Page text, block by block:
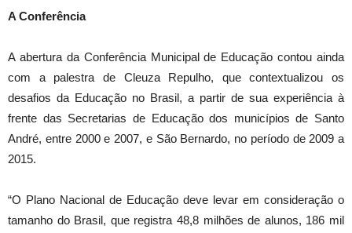
A Conferência
A abertura da Conferência Municipal de Educação contou ainda
com a palestra de Cleuza Repulho, que contextualizou os
desafios da Educação no Brasil, a partir de sua experiência à
frente das Secretarias de Educação dos municípios de Santo
André, entre 2000 e 2007, e São Bernardo, no período de 2009 a
2015.
“O Plano Nacional de Educação deve levar em consideração o
tamanho do Brasil, que registra 48,8 milhões de alunos, 186 mil